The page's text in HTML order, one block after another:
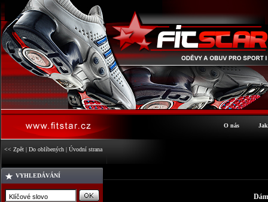
O nás
<< Zpět | Do oblíbených | Úvodní strana
VYHLEDÁVÁNÍ